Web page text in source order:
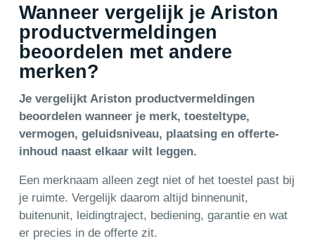
Wanneer vergelijk je Ariston
productvermeldingen
beoordelen met andere
merken?
Je vergelijkt Ariston productvermeldingen
beoordelen wanneer je merk, toesteltype,
vermogen, geluidsniveau, plaatsing en offerte-
inhoud naast elkaar wilt leggen.
Een merknaam alleen zegt niet of het toestel past bij
je ruimte. Vergelijk daarom altijd binnenunit,
buitenunit, leidingtraject, bediening, garantie en wat
er precies in de offerte zit.